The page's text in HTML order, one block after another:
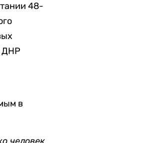
48-
ДНР
в